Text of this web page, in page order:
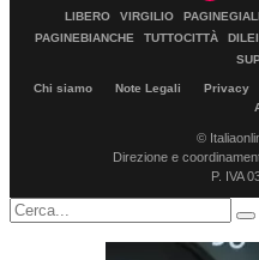
LIBERO VIRGILIO
PAGINEBIANCHE
TUTTOCITTÀ DILEI
Chi siamo Note Legali Privacy
©
Direzione e
P. IVA